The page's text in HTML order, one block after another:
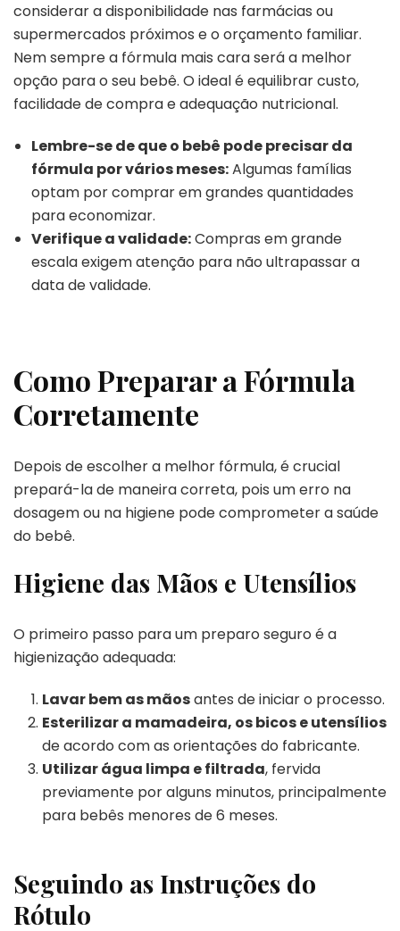
considerar a disponibilidade nas farmácias ou
supermercados próximos e o orçamento familiar.
Nem sempre a fórmula mais cara será a melhor
opção para o seu bebê. O ideal é equilibrar custo,
facilidade de compra e adequação nutricional.
Lembre-se de que o bebê pode precisar da
fórmula por vários meses:Algumas famílias
optam por comprar em grandes quantidades
para economizar.
Verifique a validade:Compras em grande
escala exigem atenção para não ultrapassar a
data de validade.
Como Preparar a Fórmula
Corretamente
Depois de escolher a melhor fórmula, é crucial
prepará-la de maneira correta, pois um erro na
dosagem ou na higiene pode comprometer a saúde
do bebê.
Higiene das Mãos e Utensílios
O primeiro passo para um preparo seguro é a
higienização adequada:
Lavar bem as mãosantes de iniciar o processo.
Esterilizar a mamadeira, os bicos e utensílios
de acordo com as orientações do fabricante.
Utilizar água limpa e filtrada, fervida
previamente por alguns minutos, principalmente
para bebês menores de 6 meses.
Seguindo as Instruções do
Rótulo